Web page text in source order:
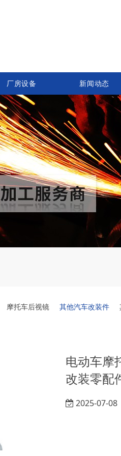
厂房设备 新闻动态
摩托车后视镜 其他汽车改装件
电动车摩
改装零配
2025-07-08